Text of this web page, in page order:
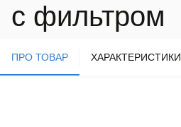
с фильтром
ПРО ТОВАР ХАРАКТЕРИСТИКИ